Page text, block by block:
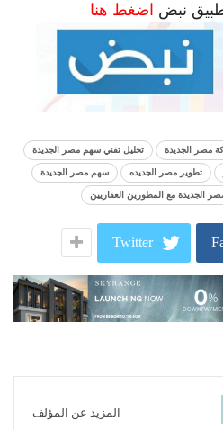
نبض اضغط هنا
مصر الجديدة تحليل تقني سهم مصر الجديدة
تطوير مصر الجديده سهم مصر الجديدة
الجديدة مع المطورين العقاريين
Twitter
المزيد عن المؤلف